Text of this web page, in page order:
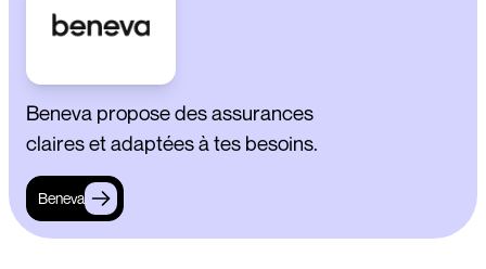
Beneva propose des assurances
claires et adaptées à tes besoins.
Beneva